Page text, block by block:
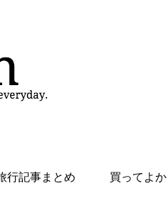
行記事まとめ 買ってよ